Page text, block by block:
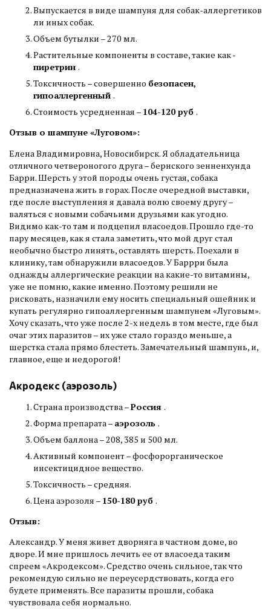
Выпускается в виде шампуня для собак-аллергетиков
ли иных собак.
Объем бутылки – 270 мл.
Растительные компоненты в составе, такие как -
пиретрин .
Токсичность – совершенно безопасен,
гипоаллергенный .
Стоимость усредненная – 104-120 руб .
Отзыв о шампуне «Луговом»:
Елена Владимировна, Новосибирск. Я обладательница
отличного четвероногого друга – бернского зенненхунда
Барри. Шерсть у этой породы очень густая, собака
предназначена жить в горах. После очередной выставки,
где после выступления я давала волю своему другу –
валяться с новыми собачьими друзьями как угодно.
Видимо как-то там и подцепил власоедов. Прошло где-то
пару месяцев, как я стала заметить, что мой друг стал
необычно быстро линять, оставлять шерсть. Поехали в
клинику, там обнаружили власоедов. У Баррри была
однажды аллергические реакции на какие-то витамины,
уже не помню, какие именно. Поэтому решили не
рисковать, назначили ему носить специальный ошейник и
купать регулярно гипоаллергенным шампунем «Луговым».
Хочу сказать, что уже после 2-х недель в том месте, где был
очаг этих паразитов – их уже стало гораздо меньше, а
шерстка стала прямо блестеть. Замечательный шампунь, и,
главное, еще и недорогой!
Акродекс (аэрозоль)
Страна производства –Россия .
Форма препарата – аэрозоль .
Объем баллона – 208, 385 и 500 мл.
Активный компонент – фосфорорганическое
инсектицидное вещество.
Токсичность – средняя.
Цена аэрозоля – 150-180 руб .
Отзыв:
Александр. У меня живет дворняга в частном доме, во
дворе. И мне пришлось лечить ее от власоеда таким
спреем «Акродексом». Средство очень сильное, так что
рекомендую сильно не переусердствовать, когда его
будете применять. Все паразиты прошли, собака
чувствовала себя нормально.